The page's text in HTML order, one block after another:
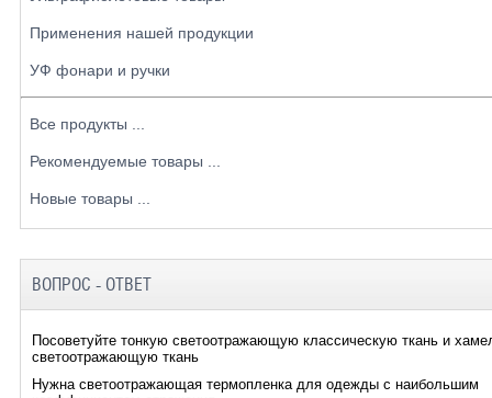
Применения нашей продукции
УФ фонари и ручки
Все продукты ...
Рекомендуемые товары ...
Новые товары ...
ВОПРОС - ОТВЕТ
Посоветуйте тонкую светоотражающую классическую ткань и
светоотражающую ткань
Нужна светоотражающая термопленка для одежды с наибольшим